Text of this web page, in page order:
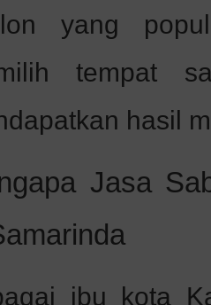
yang
tempat
hasil
Jasa
ibu kota